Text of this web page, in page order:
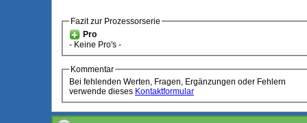
Fazit zur Prozessorserie
Pro
- Keine Pro's -
Kommentar
Bei fehlenden Werten, Fragen, Ergänzungen oder Fehlern
verwende dieses Kontaktformular